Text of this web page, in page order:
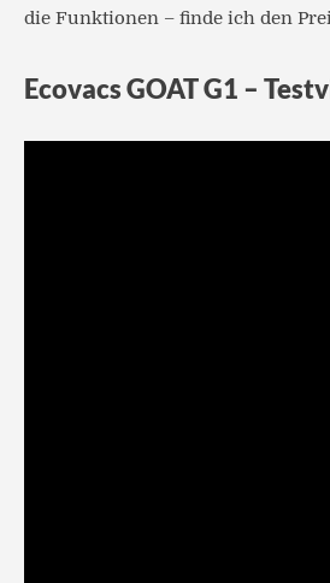
die Funktionen – finde ich den
Ecovacs GOAT G1 –